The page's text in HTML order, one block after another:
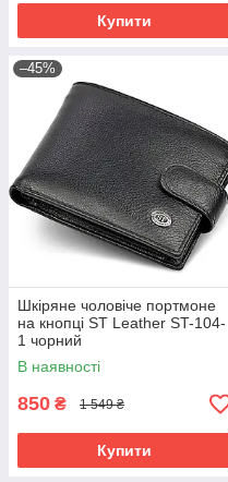
Купити
–45%
Шкіряне чоловіче портмоне
на кнопці ST Leather ST-104-
1 чорний
В наявності
850 ₴ 1 549 ₴
Купити